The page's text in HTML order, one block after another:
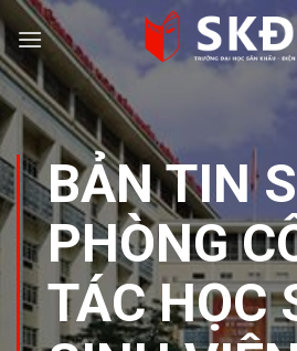
Skip
to
content
BẢN TIN
PHÒNG
TÁC HỌC